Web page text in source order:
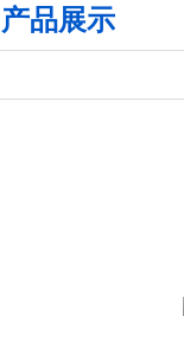
产品展示